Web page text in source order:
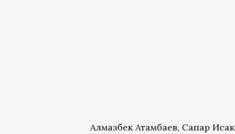
Алмазбек Атамбаев, Сапар